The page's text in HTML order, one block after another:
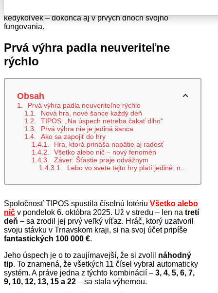
kedykoľvek – dokonca aj v prvých dňoch svojho
fungovania.
Prvá výhra padla neuveriteľne
rýchlo
Obsah
Prvá výhra padla neuveriteľne rýchlo
Nová hra, nové šance každý deň
TIPOS: „Na úspech netreba čakať dlho“
Prvá výhra nie je jediná šanca
Ako sa zapojiť do hry
Hra, ktorá prináša napätie aj radosť
Všetko alebo nič – nový fenomén
Záver: Šťastie praje odvážnym
Lebo vo svete tejto hry platí jediné: niekedy stačí skúsiť a vyhráte všetko – alebo nič.
Spoločnosť TIPOS spustila číselnú lotériu Všetko alebo
nič v pondelok 6. októbra 2025. Už v stredu – len na tretí
deň – sa zrodil jej prvý veľký víťaz. Hráč, ktorý uzatvoril
svoju stávku v Trnavskom kraji, si na svoj účet pripíše
fantastických 100 000 €.
Jeho úspech je o to zaujímavejší, že si zvolil náhodný
tip. To znamená, že všetkých 11 čísel vybral automaticky
systém. A práve jedna z týchto kombinácií – 3, 4, 5, 6, 7,
9, 10, 12, 13, 15 a 22 – sa stala výhernou.